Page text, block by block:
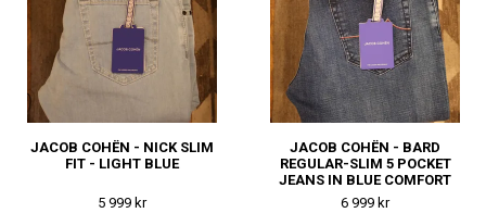
JACOB COHËN - NICK SLIM
FIT - LIGHT BLUE
5 999 kr
JACOB COHËN - BARD
REGULAR-SLIM 5 POCKET
JEANS IN BLUE COMFORT
DENIM
6 999 kr